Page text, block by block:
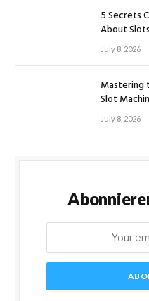
5 Secrets
About
July 8, 2026
Mastering
Slot
July 8, 2026